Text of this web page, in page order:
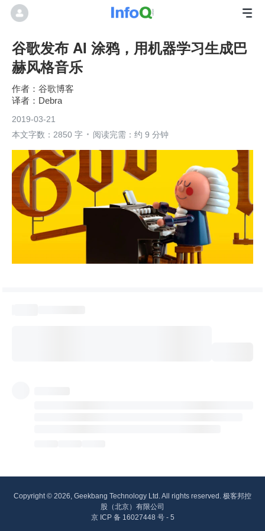
谷歌发布 AI 涂鸦，用机器学习生成巴
赫风格音乐
谷歌博客
Debra
2019-03-21
本文字数：2850 字
阅读完需：约 9 分钟
Copyright © 2026, Geekbang Technology Ltd. All rights reserved. 极客邦控
股（北京）有限公司
京 ICP 备 16027448 号 - 5